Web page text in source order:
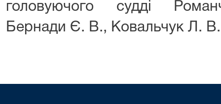
головуючого судді
Бернади Є. В., Ковальчук Л. В.